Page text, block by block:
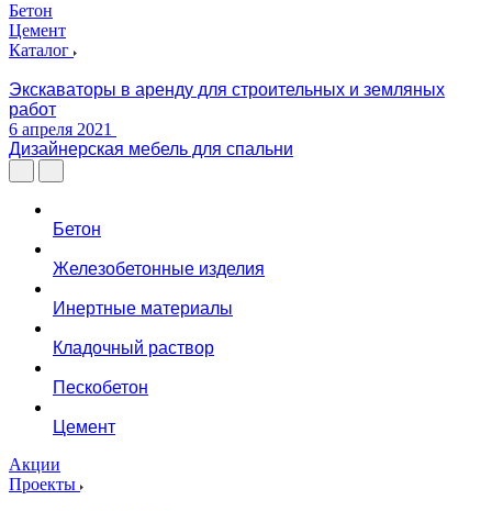
Бетон
Цемент
Каталог
Экскаваторы в аренду для строительных и земляных
работ
6 апреля 2021
Дизайнерская мебель для спальни
Бетон
Железобетонные изделия
Инертные материалы
Кладочный раствор
Пескобетон
Цемент
Акции
Проекты